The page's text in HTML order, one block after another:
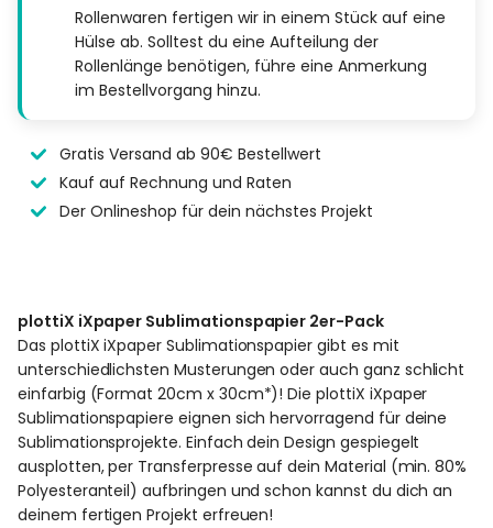
Rollenwaren fertigen wir in einem Stück auf eine
Hülse ab. Solltest du eine Aufteilung der
Rollenlänge benötigen, führe eine Anmerkung
im Bestellvorgang hinzu.
Gratis Versand ab 90€ Bestellwert
Kauf auf Rechnung und Raten
Der Onlineshop für dein nächstes Projekt
plottiX iXpaper Sublimationspapier 2er-Pack
Das plottiX iXpaper Sublimationspapier gibt es mit
unterschiedlichsten Musterungen oder auch ganz schlicht
einfarbig (Format 20cm x 30cm*)! Die plottiX iXpaper
Sublimationspapiere eignen sich hervorragend für deine
Sublimationsprojekte. Einfach dein Design gespiegelt
ausplotten, per Transferpresse auf dein Material (min. 80%
Polyesteranteil) aufbringen und schon kannst du dich an
deinem fertigen Projekt erfreuen!